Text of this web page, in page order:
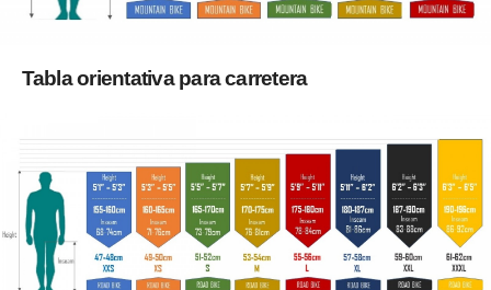
Tabla orientativa para carretera